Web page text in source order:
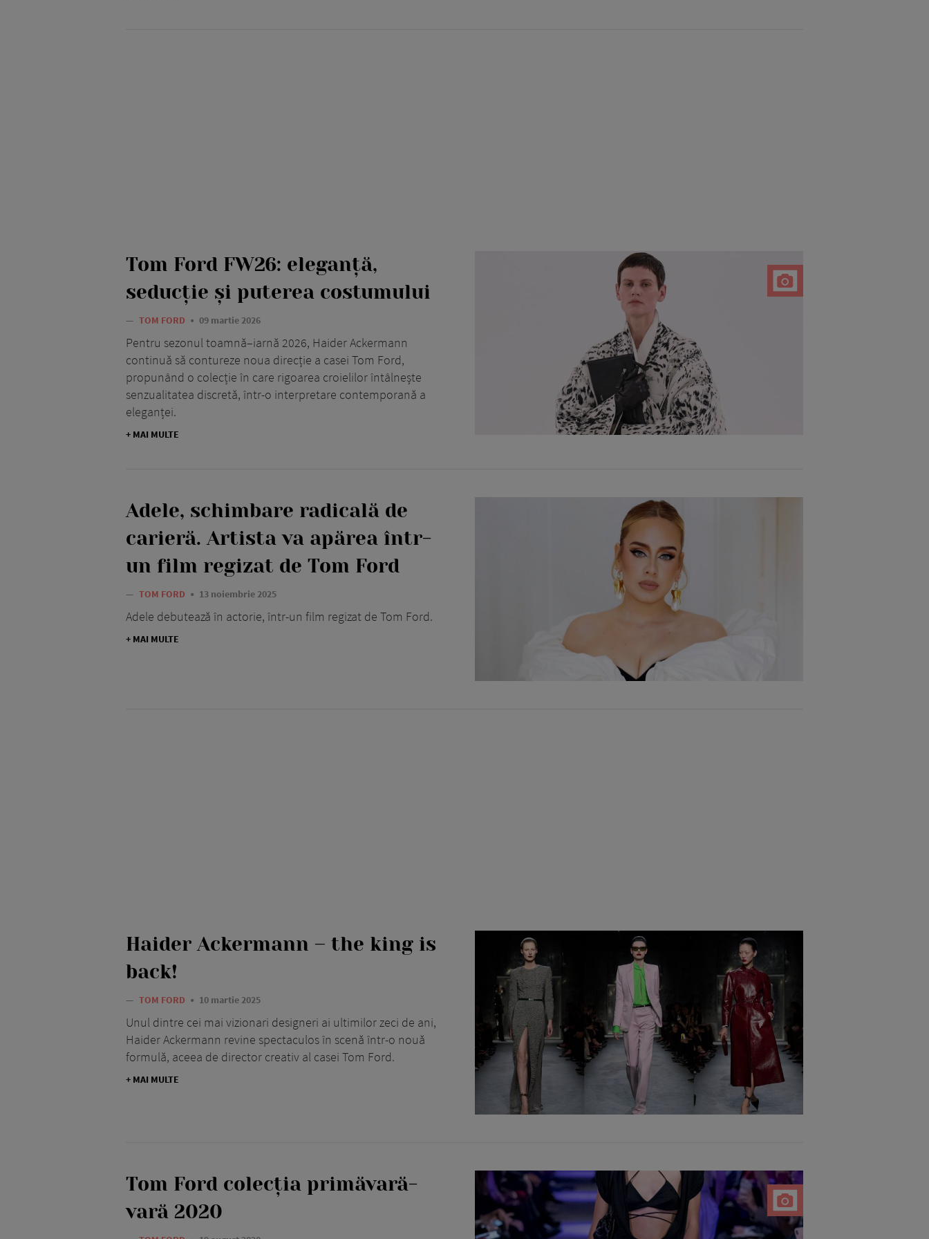
Tom Ford FW26: eleganță,
seducție și puterea costumului
— TOM FORD 09 martie 2026
Pentru sezonul toamnă–iarnă 2026, Haider Ackermann
continuă să contureze noua direcție a casei Tom Ford,
propunând o colecție în care rigoarea croielilor întâlnește
senzualitatea discretă, într-o interpretare contemporană a
eleganței.
+ MAI MULTE
Adele, schimbare radicală de
carieră. Artista va apărea într-
un film regizat de Tom Ford
— TOM FORD 13 noiembrie 2025
Adele debutează în actorie, într-un film regizat de Tom Ford.
+ MAI MULTE
Haider Ackermann – the king is
back!
— TOM FORD 10 martie 2025
Unul dintre cei mai vizionari designeri ai ultimilor zeci de ani,
Haider Ackermann revine spectaculos în scenă într-o nouă
formulă, aceea de director creativ al casei Tom Ford.
+ MAI MULTE
Tom Ford colecția primăvară-
vară 2020